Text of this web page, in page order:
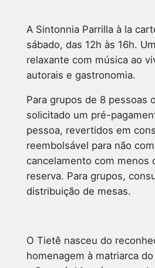
A Sintonnia Parrilla à la
sábado, das 12h às 16h.
relaxante com música ao
autorais e gastronomia.
Para grupos de 8 pessoas
solicitado um pré-
pessoa, revertidos em
reembolsável para não
cancelamento com menos
reserva. Para grupos,
distribuição de mesas.
O Tietê nasceu do
homenagem à matriarca